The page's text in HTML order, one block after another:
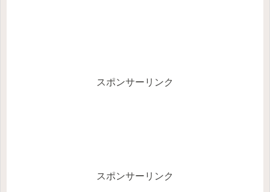
スポンサーリンク
スポンサーリンク